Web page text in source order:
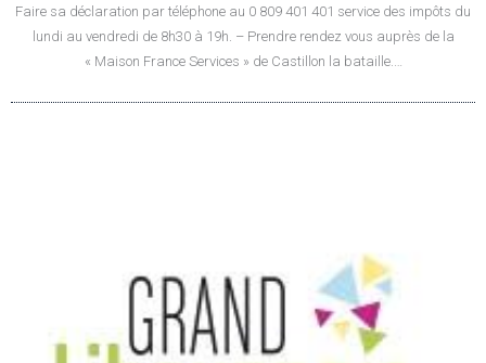
Faire sa déclaration par téléphone au 0 809 401 401 service des impôts du
lundi au vendredi de 8h30 à 19h. – Prendre rendez vous auprès de la
« Maison France Services » de Castillon la bataille.…